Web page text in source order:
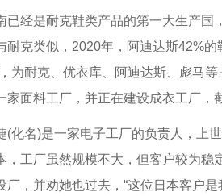
是耐克鞋类产品的第一大生产国
耐克类似，2020年，阿迪达斯42%
为耐克、优衣库、阿迪达斯、彪马
家面料工厂，并正在建设成衣工厂，
名)是一家电子工厂的负责人，上世
，工厂虽然规模不大，但客户较为
厂，并劝她也过去，“这位日本客户